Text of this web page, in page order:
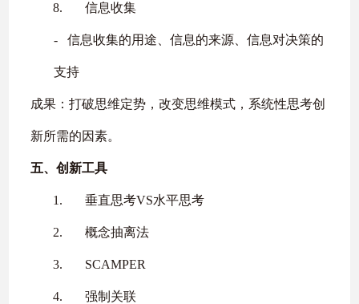
8. 信息收集
‐ 信息收集的用途、信息的来源、信息对决策的
支持
成果：打破思维定势，改变思维模式，系统性思考创
新所需的因素。
五、创新工具
1. 垂直思考VS水平思考
2. 概念抽离法
3. SCAMPER
4. 强制关联